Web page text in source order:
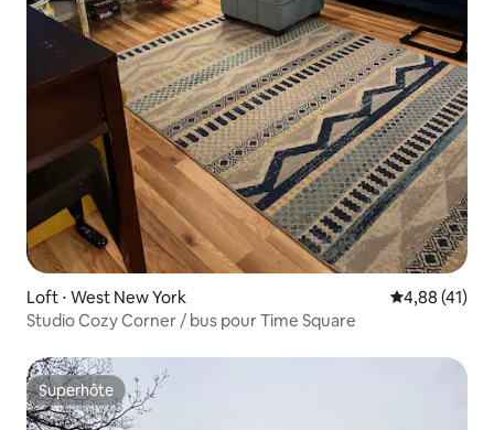
Loft ⋅ West New York Évaluation
4,88 (41)
Studio Cozy Corner / bus pour Time Square
Superhôte
Superhôte